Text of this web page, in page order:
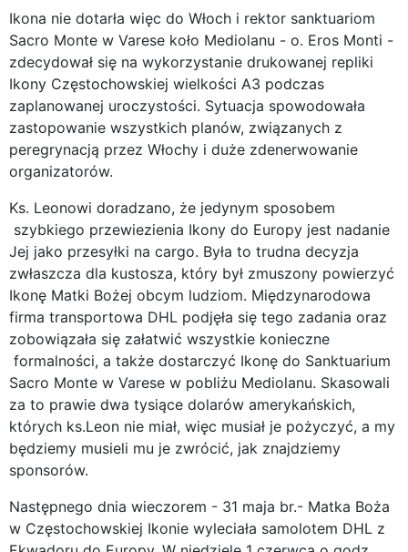
Ikona nie dotarła więc do Włoch i rektor sanktuariom
Sacro Monte w Varese koło Mediolanu - o. Eros Monti -
zdecydował się na wykorzystanie drukowanej repliki
Ikony Częstochowskiej wielkości A3 podczas
zaplanowanej uroczystości. Sytuacja spowodowała
zastopowanie wszystkich planów, związanych z
peregrynacją przez Włochy i duże zdenerwowanie
organizatorów.
Ks. Leonowi doradzano, że jedynym sposobem
szybkiego przewiezienia Ikony do Europy jest nadanie
Jej jako przesyłki na cargo. Była to trudna decyzja
zwłaszcza dla kustosza, który był zmuszony powierzyć
Ikonę Matki Bożej obcym ludziom. Międzynarodowa
firma transportowa DHL podjęła się tego zadania oraz
zobowiązała się załatwić wszystkie konieczne
formalności, a także dostarczyć Ikonę do Sanktuarium
Sacro Monte w Varese w pobliżu Mediolanu. Skasowali
za to prawie dwa tysiące dolarów amerykańskich,
których ks.Leon nie miał, więc musiał je pożyczyć, a my
będziemy musieli mu je zwrócić, jak znajdziemy
sponsorów.
Następnego dnia wieczorem - 31 maja br.- Matka Boża
w Częstochowskiej Ikonie wyleciała samolotem DHL z